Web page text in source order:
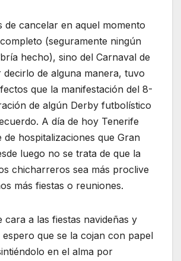
de cancelar en aquel momento
(seguramente ningún
hecho), sino del Carnaval de
decirlo de alguna manera, tuvo
que la manifestación del 8-
de algún Derby futbolístico
A día de hoy Tenerife
de hospitalizaciones que Gran
luego no se trata de que la
chicharreros sea más proclive
más fiestas o reuniones.
cara a las fiestas navideñas y
que se la cojan con papel
en el alma por